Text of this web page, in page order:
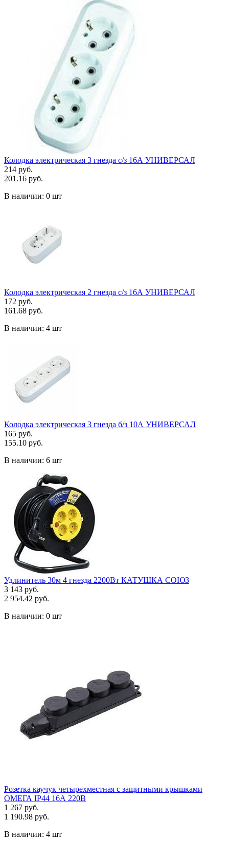
Колодка электрическая 3 гнезда с/з 16А УНИВЕРСАЛ
214 руб.
201.16 руб.
В наличии: 0 шт
Колодка электрическая 2 гнезда с/з 16А УНИВЕРСАЛ
172 руб.
161.68 руб.
В наличии: 4 шт
Колодка электрическая 3 гнезда б/з 10А УНИВЕРСАЛ
165 руб.
155.10 руб.
В наличии: 6 шт
Удлинитель 30м 4 гнезда 2200Вт КАТУШКА СОЮЗ
3 143 руб.
2 954.42 руб.
В наличии: 0 шт
Розетка каучук четырехместная с защитными крышками
ОМЕГА IP44 16А 220В
1 267 руб.
1 190.98 руб.
В наличии: 4 шт